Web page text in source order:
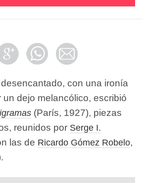
con una ironía
un dejo melancólico, escribió
(París, 1927), piezas
reunidos por Serge I.
las de Ricardo Gómez Robelo,